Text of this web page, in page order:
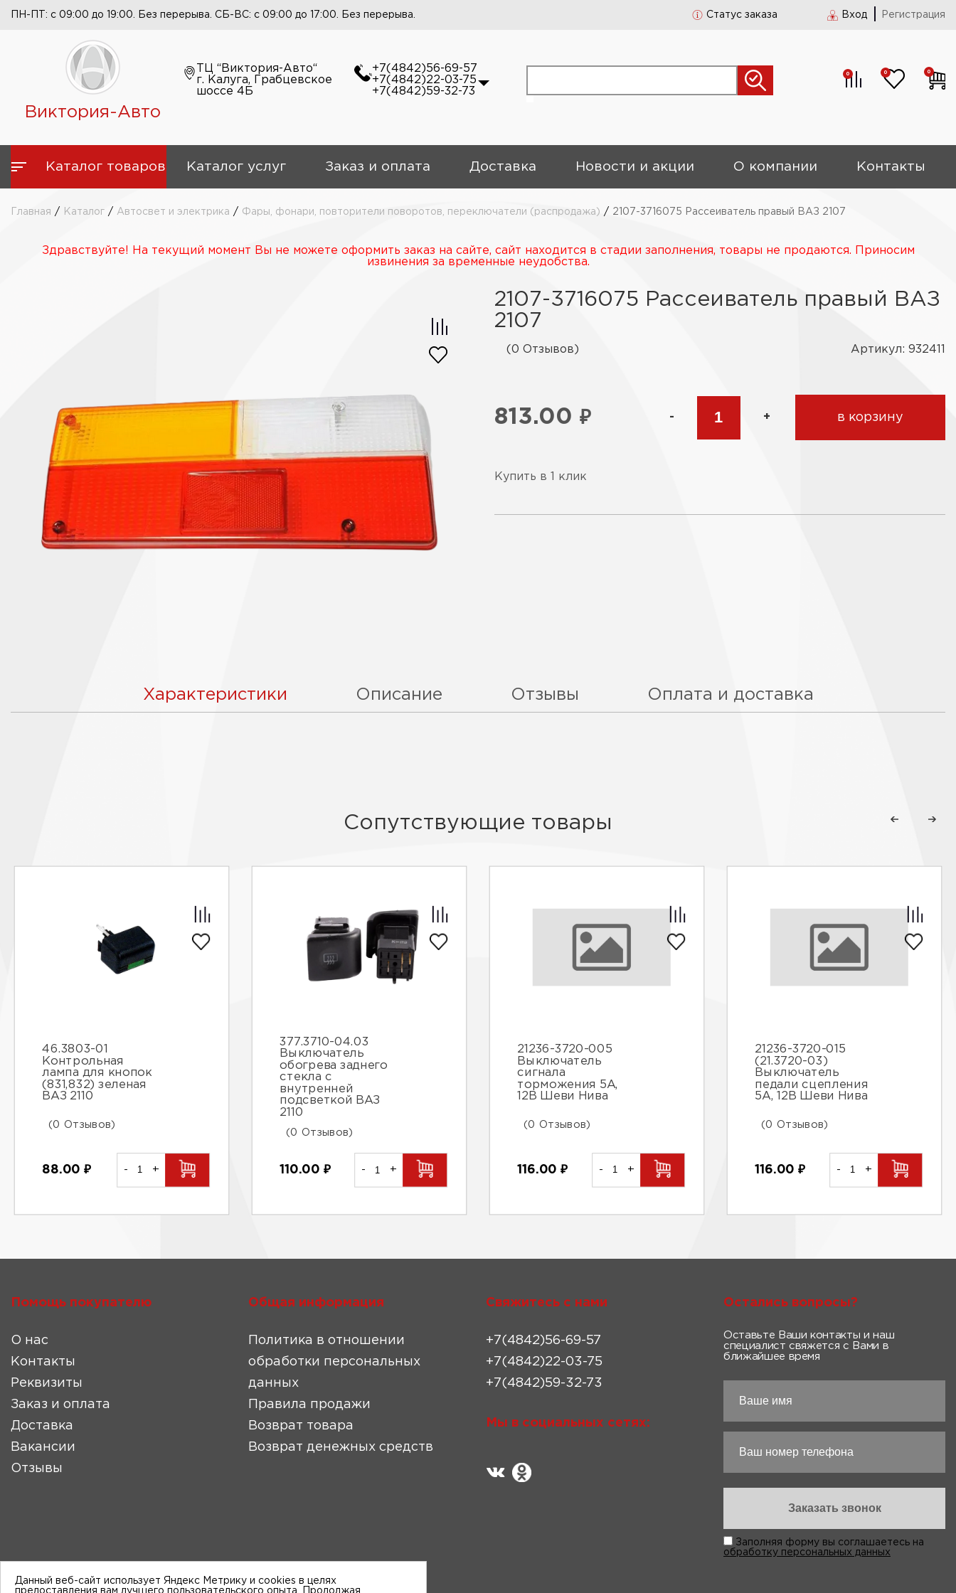
ПН-ПТ: с 09:00 до 19:00. Без перерыва. СБ-ВС: с 09:00 до 17:00. Без перерыва. Статус заказа Вход Регистрация
Виктория-Авто
ТЦ “Виктория-Авто“
г. Калуга, Грабцевское
шоссе 4Б
+7(4842)56-69-57
+7(4842)22-03-75
+7(4842)59-32-73
0 0 0
Каталог товаров Каталог услуг Заказ и оплата Доставка Новости и акции О компании Контакты
Главная / Каталог / Автосвет и электрика / Фары, фонари, повторители поворотов, переключатели (распродажа) / 2107-3716075 Рассеиватель правый ВАЗ 2107
Здравствуйте! На текущий момент Вы не можете оформить заказ на сайте, сайт находится в стадии заполнения, товары не продаются. Приносим
извинения за временные неудобства.
2107-3716075 Рассеиватель правый ВАЗ
2107
(0 Отзывов) Артикул: 932411
813.00 ₽ - + в корзину
Купить в 1 клик
Характеристики Описание Отзывы Оплата и доставка
Сопутствующие товары
46.3803-01
Контрольная
лампа для кнопок
(831,832) зеленая
ВАЗ 2110
(0 Отзывов)
88.00 ₽ - +
377.3710-04.03
Выключатель
обогрева заднего
стекла с
внутренней
подсветкой ВАЗ
2110
(0 Отзывов)
110.00 ₽ - +
21236-3720-005
Выключатель
сигнала
торможения 5А,
12В Шеви Нива
(0 Отзывов)
116.00 ₽ - +
21236-3720-015
(21.3720-03)
Выключатель
педали сцепления
5А, 12В Шеви Нива
(0 Отзывов)
116.00 ₽ - +
Помощь покупателю
О нас
Контакты
Реквизиты
Заказ и оплата
Доставка
Вакансии
Отзывы
Общая информация
Политика в отношении
обработки персональных
данных
Правила продажи
Возврат товара
Возврат денежных средств
Свяжитесь с нами
+7(4842)56-69-57
+7(4842)22-03-75
+7(4842)59-32-73
Мы в социальных сетях:
Остались вопросы?
Оставьте Ваши контакты и наш
специалист свяжется с Вами в
ближайшее время
Заполняя форму вы соглашаетесь на
обработку персональных данных
Данный веб-сайт использует Яндекс Метрику и cookies в целях
предоставления вам лучшего пользовательского опыта. Продолжая